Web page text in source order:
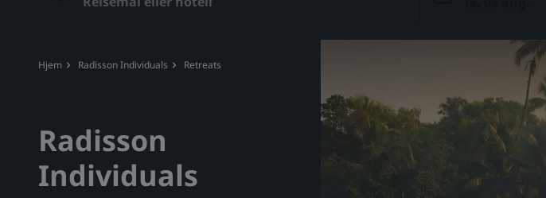
Hjem Radisson Individuals Retreats
Radisson
Individuals